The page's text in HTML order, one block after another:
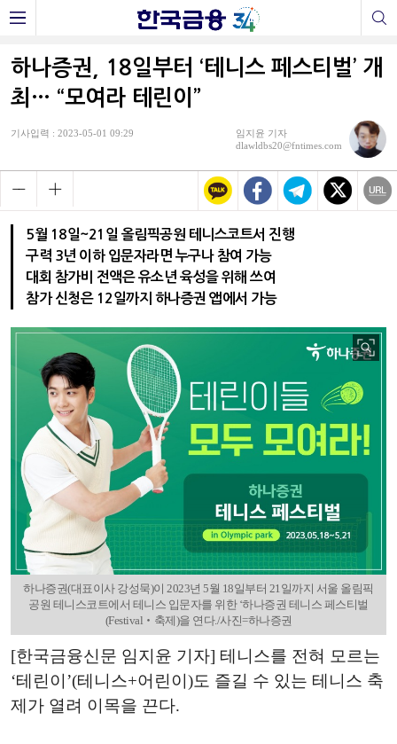
하나증권, 18일부터 ‘테니스 페스티벌’ 개
최… “모여라 테린이”
기사입력 : 2023-05-01 09:29
임지윤 기자
dlawldbs20@fntimes.com
5월 18일~21일 올림픽공원 테니스코트서 진행
구력 3년 이하 입문자라면 누구나 참여 가능
대회 참가비 전액은 유소년 육성을 위해 쓰여
참가 신청은 12일까지 하나증권 앱에서 가능
하나증권(대표이사 강성묵)이 2023년 5월 18일부터 21일까지 서울 올림픽
공원 테니스코트에서 테니스 입문자를 위한 ‘하나증권 테니스 페스티벌
(Festival‧축제)을 연다./사진=하나증권
[한국금융신문 임지윤 기자] 테니스를 전혀 모르는
‘테린이’(테니스+어린이)도 즐길 수 있는 테니스 축
제가 열려 이목을 끈다.